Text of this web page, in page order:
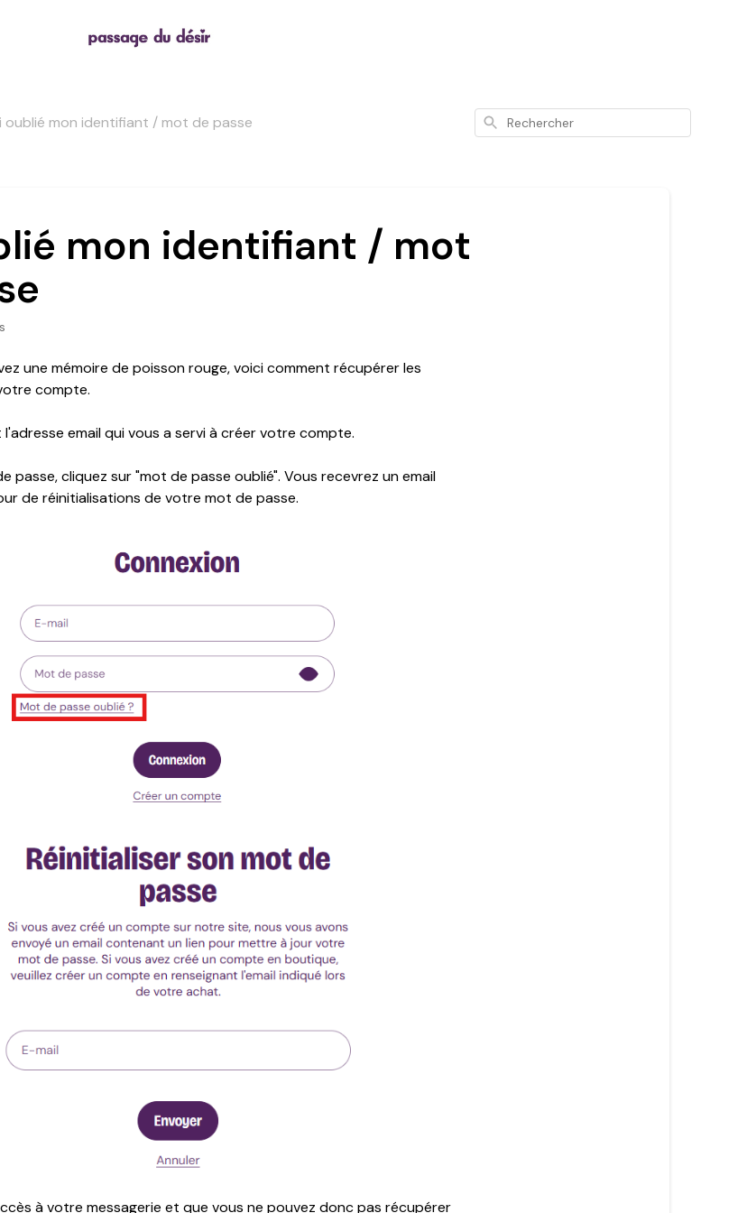
oublié mon identifiant / mot de passe Rechercher
mon identifiant / mot
une mémoire de poisson rouge, voici comment récupérer les
compte.
email qui vous a servi à créer votre compte.
passe, cliquez sur "mot de passe oublié". Vous recevrez un email
de réinitialisations de votre mot de passe.
à votre messagerie et que vous ne pouvez donc pas récupérer